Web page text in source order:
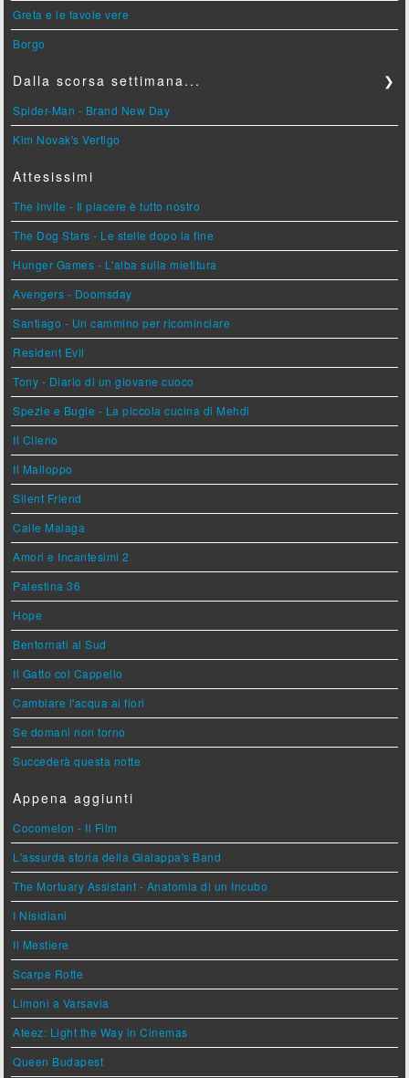
Greta e le favole vere
Borgo
Dalla scorsa settimana... ❯
Spider-Man - Brand New Day
Kim Novak's Vertigo
Attesissimi
The Invite - Il piacere è tutto nostro
The Dog Stars - Le stelle dopo la fine
Hunger Games - L'alba sulla mietitura
Avengers - Doomsday
Santiago - Un cammino per ricominciare
Resident Evil
Tony - Diario di un giovane cuoco
Spezie e Bugie - La piccola cucina di Mehdi
Il Cileno
Il Malloppo
Silent Friend
Calle Malaga
Amori e Incantesimi 2
Palestina 36
Hope
Bentornati al Sud
Il Gatto col Cappello
Cambiare l'acqua ai fiori
Se domani non torno
Succederà questa notte
Appena aggiunti
Cocomelon - Il Film
L'assurda storia della Gialappa's Band
The Mortuary Assistant - Anatomia di un Incubo
I Nisidiani
Il Mestiere
Scarpe Rotte
Limoni a Varsavia
Ateez: Light the Way in Cinemas
Queen Budapest